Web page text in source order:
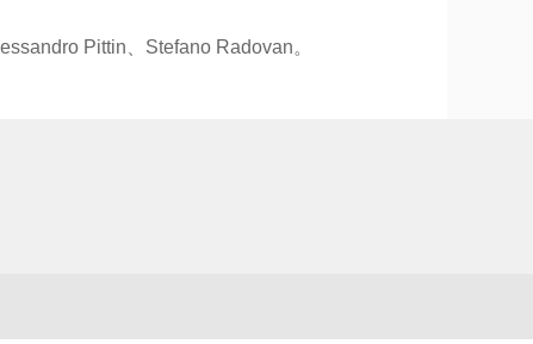
Pittin、Stefano Radovan。